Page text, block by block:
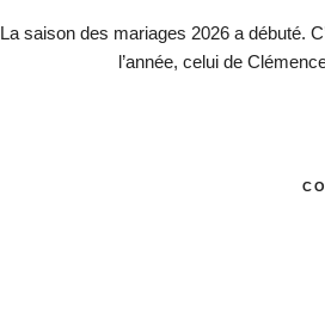
La saison des mariages 2026 a débuté.
l’année, celui de